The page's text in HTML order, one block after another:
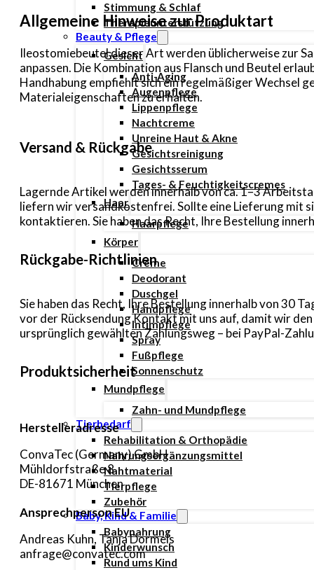
Stimmung & Schlaf
Therapieunterstützung
Beauty & Pflege
Gesicht
Anti-Aging
Augenpflege
Lippenpflege
Nachtcreme
Unreine Haut & Akne
Gesichtsreinigung
Gesichtsserum
Tages- & Feuchtigkeitscremes
Haar
Haarpflege
Körper
Creme
Deodorant
Duschgel
Handpflege
Intimpflege
Spray
Fußpflege
Sonnenschutz
Mundpflege
Zahn- und Mundpflege
Tierbedarf
Rehabilitation & Orthopädie
Nahrungsergänzungsmittel
Nahtmaterial
Tierpflege
Zubehör
Baby, Kind & Familie
Babynahrung
Kinderwunsch
Rund ums Kind
Allgemeine Hinweise zur Produktart
Ileostomiebeutel dieser Art werden üblicherweise zur
anpassen. Die Kombination aus Flansch und Beutel
Handhabung empfiehlt sich ein regelmäßiger Wechsel
Materialeigenschaften zu erhalten.
Versand & Rückgabe
Lagernde Artikel werden innerhalb von ca. 1–3
liefern wir versandkostenfrei. Sollte eine Lieferung mit
kontaktieren. Sie haben das Recht, Ihre Bestellung
Rückgabe-Richtlinien
Sie haben das Recht, Ihre Bestellung innerhalb von 30
vor der Rücksendung Kontakt mit uns auf, damit wir
ursprünglich gewählten Zahlungsweg – bei PayPal-
Produktsicherheit
Herstelleradresse
ConvaTec (Germany) GmbH
Mühldorfstraße 8
DE-81671 München
Ansprechperson EU
Andreas Kuhn, Tanja Dormels
anfrage@convatec.com